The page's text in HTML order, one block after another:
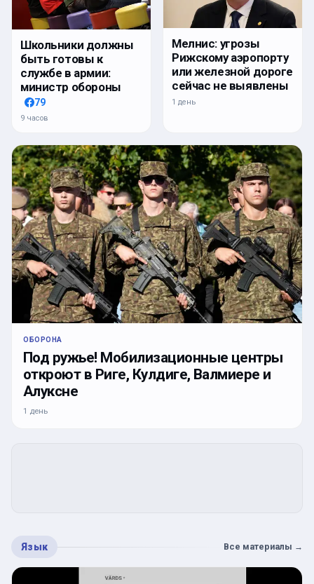
Школьники должны
быть готовы к
службе в армии:
министр обороны
79
9 часов
Мелнис: угрозы
Рижскому аэропорту
или железной дороге
сейчас не выявлены
1 день
ОБОРОНА
Под ружье! Мобилизационные центры
откроют в Риге, Кулдиге, Валмиере и
Алуксне
1 день
Язык Все материалы →